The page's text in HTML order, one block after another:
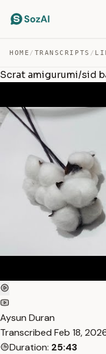
HOME / TRANSCRIPTS /
Scrat amigurumi/sid
Aysun Duran
Transcribed Feb 18,
Duration: 25:43